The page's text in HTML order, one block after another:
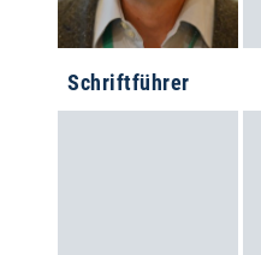
Schriftführer